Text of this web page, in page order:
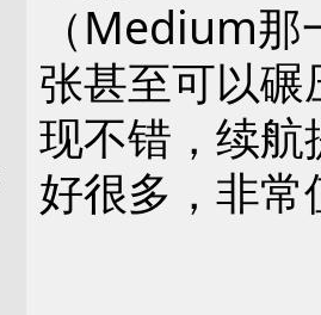
（Medium
张甚至可以
现不错，续
好很多，非